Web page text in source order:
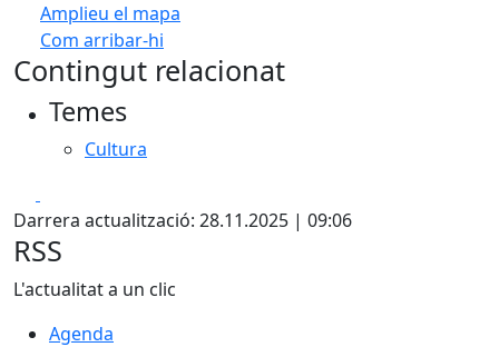
Amplieu el mapa
Com arribar-hi
+
Contingut relacionat
Temes
Cultura
Darrera actualització: 28.11.2025 | 09:06
RSS
L'actualitat a un clic
Agenda